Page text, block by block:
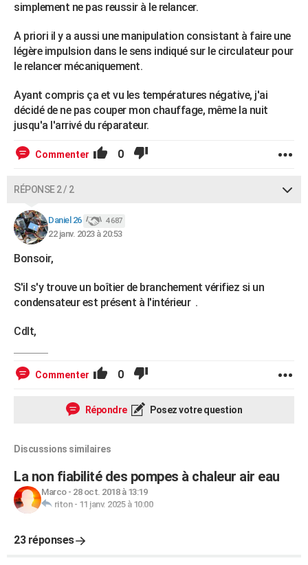
simplement ne pas reussir à le relancer.
A priori il y a aussi une manipulation consistant à faire une
légère impulsion dans le sens indiqué sur le circulateur pour
le relancer mécaniquement.
Ayant compris ça et vu les températures négative, j'ai
décidé de ne pas couper mon chauffage, même la nuit
jusqu'a l'arrivé du réparateur.
Commenter 0
RÉPONSE 2 / 2
Daniel 26 4 687
22 janv. 2023 à 20:53
Bonsoir,
S'il s'y trouve un boîtier de branchement vérifiez si un
condensateur est présent à l'intérieur .
Cdlt,
Commenter 0
Répondre Posez votre question
Discussions similaires
La non fiabilité des pompes à chaleur air eau
Marco- 28 oct. 2018 à 13:19
riton- 11 janv. 2025 à 10:00
23 réponses